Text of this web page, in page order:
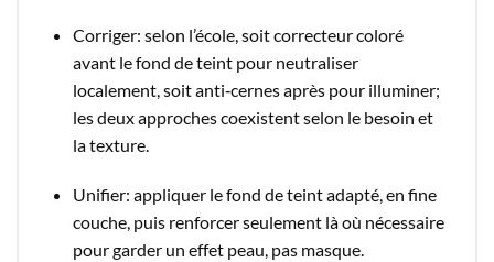
Corriger: selon l’école, soit correcteur coloré
avant le fond de teint pour neutraliser
localement, soit anti‑cernes après pour illuminer;
les deux approches coexistent selon le besoin et
la texture.​
Unifier: appliquer le fond de teint adapté, en fine
couche, puis renforcer seulement là où nécessaire
pour garder un effet peau, pas masque.​